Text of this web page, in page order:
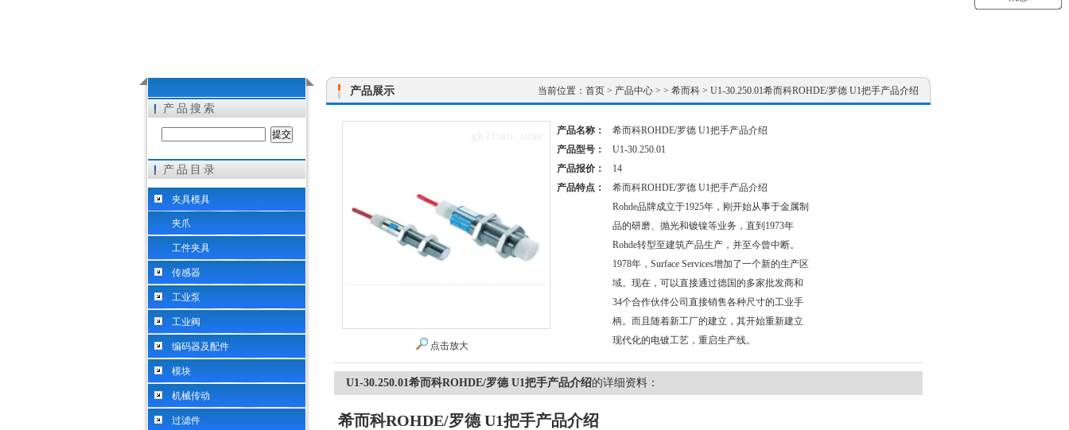
希而科工业控制设备（上海）有限公司
产品搜索
产品目录
夹具模具
夹爪
工件夹具
传感器
工业泵
工业阀
编码器及配件
模块
机械传动
过滤件
产品展示 当前位置： 首页 > 产品中心 > > 希而科 > U1-30.250.01希而科ROHDE/罗德 U1把手产品介绍
点击放大
产品名称：
希而科ROHDE/罗德 U1把手产品介绍
产品型号：
U1-30.250.01
产品报价：
14
产品特点：
希而科ROHDE/罗德 U1把手产品介绍
Rohde品牌成立于1925年，刚开始从事于金属制
品的研磨、抛光和镀镍等业务，直到1973年
Rohde转型至建筑产品生产，并至今曾中断。
1978年，Surface Services增加了一个新的生产区
域。现在，可以直接通过德国的多家批发商和
34个合作伙伴公司直接销售各种尺寸的工业手
柄。而且随着新工厂的建立，其开始重新建立
现代化的电镀工艺，重启生产线。
U1-30.250.01希而科ROHDE/罗德 U1把手产品介绍的详细资料：
希而科ROHDE/罗德 U1把手产品介绍